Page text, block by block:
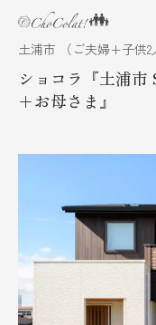
土浦市 （ご夫婦+子供2
ショコラ『土浦市
+お母さま』